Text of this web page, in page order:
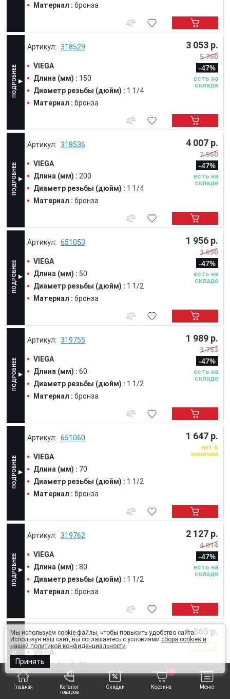
Главная
Каталог
товаров
Скидки Корзина
0
Меню
Материал : бронза
318529
VIEGA
Длина (мм) : 150
Диаметр резьбы (дюйм) : 1 1/4
Материал : бронза
3 053 р.
5 760
-47%
есть на
складе
318536
VIEGA
Длина (мм) : 200
Диаметр резьбы (дюйм) : 1 1/4
Материал : бронза
4 007 р.
7 560
-47%
есть на
складе
651053
VIEGA
Длина (мм) : 50
Диаметр резьбы (дюйм) : 1 1/2
Материал : бронза
1 956 р.
3 690
-47%
есть на
складе
319755
VIEGA
Длина (мм) : 60
Диаметр резьбы (дюйм) : 1 1/2
Материал : бронза
1 989 р.
3 753
-47%
есть на
складе
651060
VIEGA
Длина (мм) : 70
Диаметр резьбы (дюйм) : 1 1/2
Материал : бронза
1 647 р.
нет в
наличии
319762
VIEGA
Длина (мм) : 80
Диаметр резьбы (дюйм) : 1 1/2
Материал : бронза
2 127 р.
4 014
-47%
есть на
складе
651077
VIEGA
Длина (мм) :90
Диаметр резьбы (дюйм) :1 1/2
Материал :бронза
1 865 р.
нет в
наличии
Мы используем cookie-файлы, чтобы повысить удобство сайта.
Используя наш сайт, вы соглашаетесь с условиями сбора cookies и
нашей политикой конфиденциальности.
Принять